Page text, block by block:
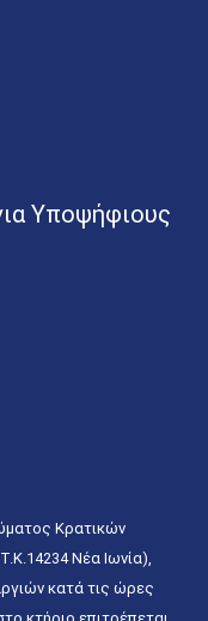
Υποψήφιους
Κρατικών
Νέα Ιωνία),
κατά τις ώρες